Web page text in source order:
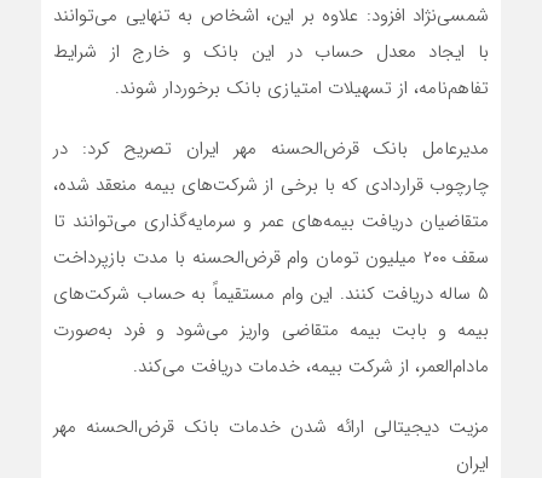
شمسی‌نژاد افزود: علاوه بر این، اشخاص به تنهایی می‌توانند
با ایجاد معدل حساب در این بانک و خارج از شرایط
تفاهم‌نامه، از تسهیلات امتیازی بانک برخوردار شوند.
مدیرعامل بانک قرض‌الحسنه مهر ایران تصریح کرد: در
چارچوب قراردادی که با برخی از شرکت‌های بیمه‌ منعقد شده،
متقاضیان دریافت بیمه‌های عمر و سرمایه‌گذاری می‌توانند تا
سقف ۲۰۰ میلیون تومان وام قرض‌الحسنه با مدت بازپرداخت
۵ ساله دریافت کنند. این وام مستقیماً به حساب شرکت‌های
بیمه و بابت بیمه متقاضی واریز می‌شود و فرد به‌صورت
مادام‌العمر، از شرکت بیمه، خدمات دریافت می‌کند.
مزیت دیجیتالی ارائه شدن خدمات بانک قرض‌الحسنه مهر
ایران